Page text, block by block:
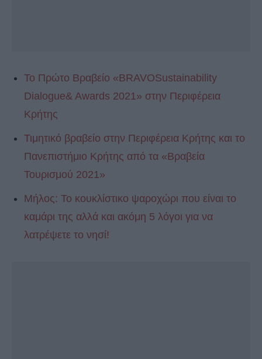
Το Πρώτο Βραβείο «BRAVOSustainability
Dialogue& Awards 2021» στην Περιφέρεια
Κρήτης
Τιμητικό βραβείο στην Περιφέρεια Κρήτης και το
Πανεπιστήμιο Κρήτης από τα «Βραβεία
Τουρισμού 2021»
Μήλος: Το κουκλίστικο ψαροχώρι που είναι το
καμάρι της αλλά και ακόμη 5 λόγοι για να
λατρέψετε το νησί!